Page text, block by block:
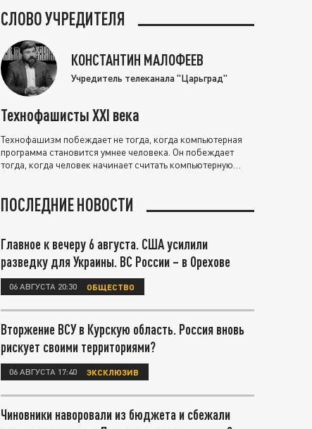
СЛОВО УЧРЕДИТЕЛЯ
КОНСТАНТИН МАЛОФЕЕВ
Учредитель телеканала "Царьград"
Технофашисты XXI века
Технофашизм побеждает не тогда, когда компьютерная
программа становится умнее человека. Он побеждает
тогда, когда человек начинает считать компьютерную
ПОСЛЕДНИЕ НОВОСТИ
Главное к вечеру 6 августа. США усилили
разведку для Украины. ВС России – в Орехове
06 АВГУСТА 20:30 ОБЩЕСТВО
Вторжение ВСУ в Курскую область. Россия вновь
рискует своими территориями?
06 АВГУСТА 17:40 ЭКСКЛЮЗИВ
Чиновники наворовали из бюджета и сбежали